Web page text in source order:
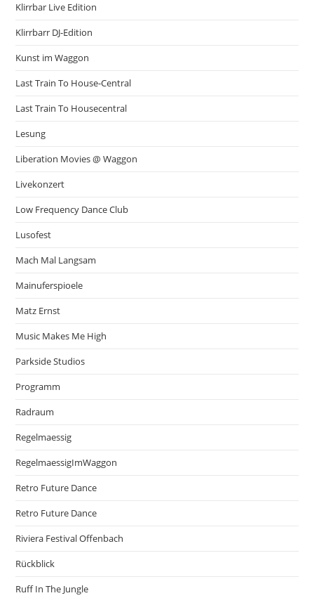
Klirrbar Live Edition
Klirrbarr DJ-Edition
Kunst im Waggon
Last Train To House-Central
Last Train To Housecentral
Lesung
Liberation Movies @ Waggon
Livekonzert
Low Frequency Dance Club
Lusofest
Mach Mal Langsam
Mainuferspioele
Matz Ernst
Music Makes Me High
Parkside Studios
Programm
Radraum
Regelmaessig
RegelmaessigImWaggon
Retro Future Dance
Retro Future Dance
Riviera Festival Offenbach
Rückblick
Ruff In The Jungle